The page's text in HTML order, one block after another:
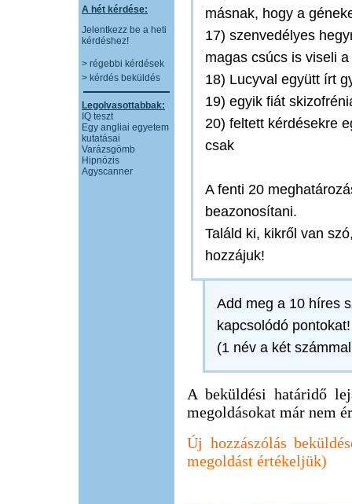
A hét kérdése:
Jelentkezz be a heti
kérdéshez!
> régebbi kérdések
> kérdés beküldés
Legolvasottabbak:
IQ teszt
Egy angliai egyetem
kutatásai
Varázsgömb
Hipnózis
Agyscanner
másnak, hogy a
17) szenvedélyes
magas csúcs is viseli
18) Lucyval együtt írt
19) egyik fiát
20) feltett kérdésekre
csak
A fenti 20
beazonosítani.
Találd ki, kikről van
hozzájuk!
Add meg a 10 híres
kapcsolódó pontokat!
(1 név a két
A beküldési határidő
megoldásokat már nem
Új hozzászólás
megoldást értékeljük)